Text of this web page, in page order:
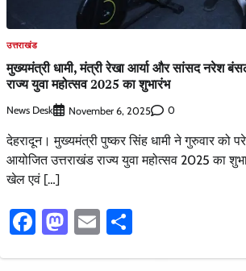
उत्तराखंड
मुख्यमंत्री धामी, मंत्री रेखा आर्या और सांसद नरेश
राज्य युवा महोत्सव 2025 का शुभारंभ
News Desk November 6, 2025 0
देहरादून। मुख्यमंत्री पुष्कर सिंह धामी ने गुरुवार को
आयोजित उत्तराखंड राज्य युवा महोत्सव 2025 का
खेल एवं […]
Facebook
Mastodon
Email